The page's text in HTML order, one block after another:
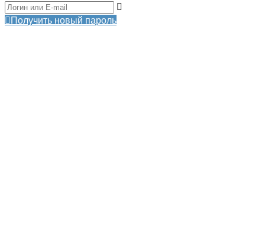
Получить новый пароль